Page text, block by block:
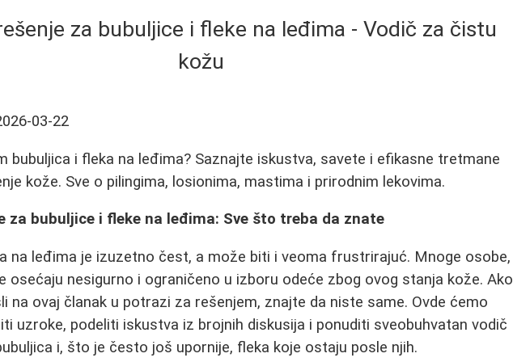
za bubuljice i fleke na leđima - Vodič za čistu
kožu
03-22
bubuljica i fleka na leđima? Saznajte iskustva, savete i efikasne tretmane
kože. Sve o pilingima, losionima, mastima i prirodnim lekovima.
za bubuljice i fleke na leđima: Sve što treba da znate
na leđima je izuzetno čest, a može biti i veoma frustrirajuć. Mnoge osobe,
osećaju nesigurno i ograničeno u izboru odeće zbog ovog stanja kože. Ako
na ovaj članak u potrazi za rešenjem, znajte da niste same. Ovde ćemo
uzroke, podeliti iskustva iz brojnih diskusija i ponuditi sveobuhvatan vodič
i, što je često još upornije, fleka koje ostaju posle njih.